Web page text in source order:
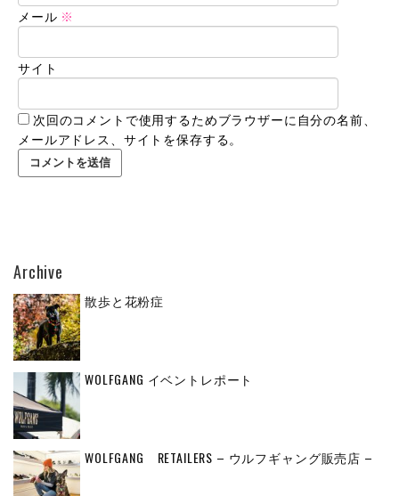
メール ※
サイト
次回のコメントで使用するためブラウザーに自分の名前、
メールアドレス、サイトを保存する。
Archive
散歩と花粉症
WOLFGANG イベントレポート
WOLFGANG RETAILERS – ウルフギャング販売店 –